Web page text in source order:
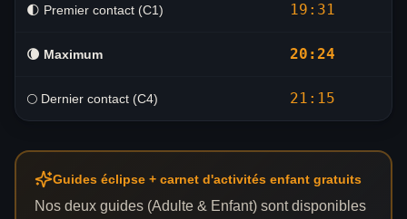
🌓 Premier contact (C1) 19:31
🌘 Maximum 20:24
🌕 Dernier contact (C4) 21:15
Guides éclipse + carnet d'activités enfant gratuits
Nos deux guides (Adulte & Enfant) sont disponibles